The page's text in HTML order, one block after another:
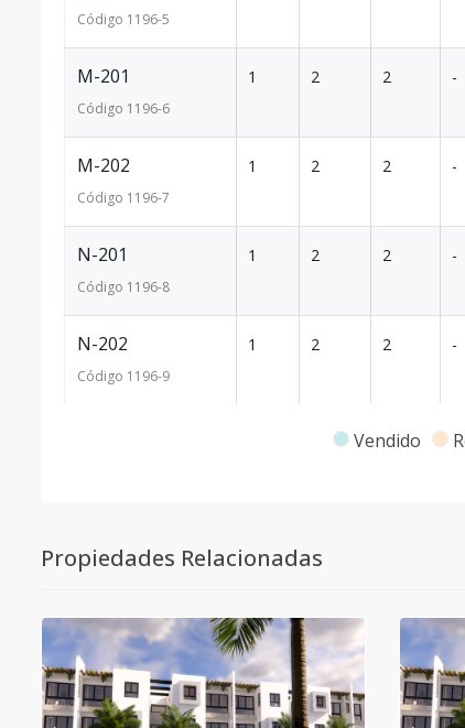
Código 1196-5
M-201
Código 1196-6
1 2 2 -
M-202
Código 1196-7
1 2 2 -
N-201
Código 1196-8
1 2 2 -
N-202
Código 1196-9
1 2 2 -
1 -
Código 1196-11
Código 1196-12
N-302 3 2 -
Vendido
Propiedades Relacionadas